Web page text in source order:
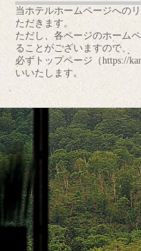
当ホテルホームページへの
ただきます。
ただし、各ページのホーム
ることがございますので、
必ずトップページ（https://
いいたします。